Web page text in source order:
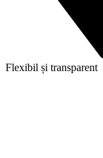
Flexibil și transparent